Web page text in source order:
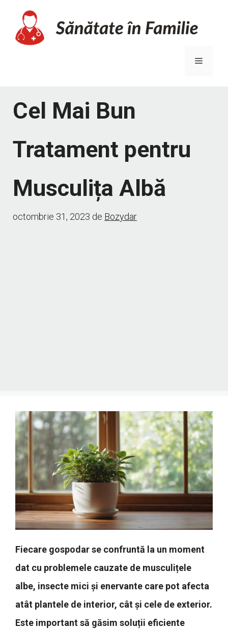
conținut
Meniu
Cel Mai Bun
Tratament pentru
Musculița Albă
octombrie 31, 2023 de Bozydar
Fiecare gospodar se confruntă la un moment
dat cu problemele cauzate de musculițele
albe, insecte mici și enervante care pot afecta
atât plantele de interior, cât și cele de exterior.
Este important să găsim soluții eficiente